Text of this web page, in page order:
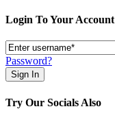
Login To Your Account
Password?
Try Our Socials Also